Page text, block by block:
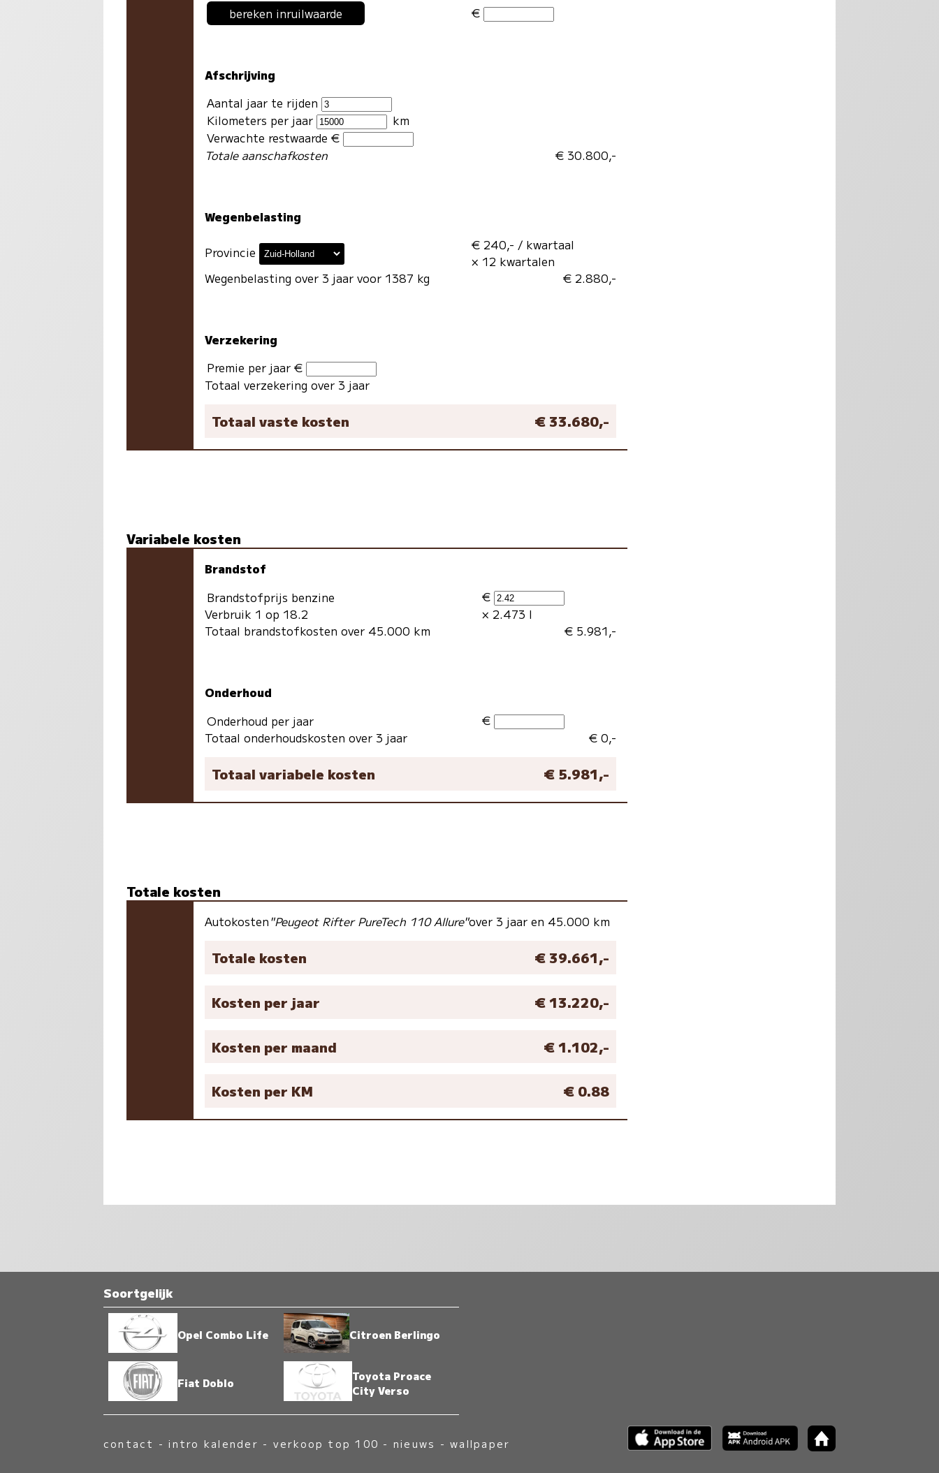
bereken inruilwaarde
€
Afschrijving
Aantal jaar te rijden
Kilometers per jaar
km
Verwachte restwaarde €
Totale aanschafkosten
€ 30.800,-
Wegenbelasting
Provincie
Wegenbelasting over 3 jaar voor 1387 kg
€ 240,- / kwartaal
× 12 kwartalen
€ 2.880,-
Verzekering
Premie per jaar €
Totaal verzekering over 3 jaar
Totaal vaste kosten € 33.680,-
Variabele kosten
Brandstof
Brandstofprijs benzine
Verbruik 1 op 18.2
Totaal brandstofkosten over 45.000 km
€
× 2.473 l
€ 5.981,-
Onderhoud
Onderhoud per jaar
Totaal onderhoudskosten over 3 jaar
€
€ 0,-
Totaal variabele kosten € 5.981,-
Totale kosten
Autokosten"Peugeot Rifter PureTech 110 Allure"over 3 jaar en 45.000 km
Totale kosten € 39.661,-
Kosten per jaar € 13.220,-
Kosten per maand € 1.102,-
Kosten per KM € 0.88
Soortgelijk
Opel Combo Life Citroen Berlingo
Fiat Doblo
Toyota Proace
City Verso
contact -intro kalender - verkoop top 100 - nieuws -wallpaper